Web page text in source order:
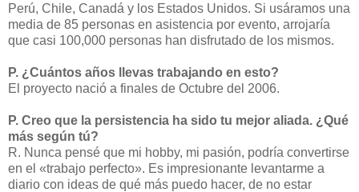
Perú, Chile, Canadá y los Estados Unidos. Si usáramos una
media de 85 personas en asistencia por evento, arrojaría
que casi 100,000 personas han disfrutado de los mismos.
P. ¿Cuántos años llevas trabajando en esto?
El proyecto nació a finales de Octubre del 2006.
P. Creo que la persistencia ha sido tu mejor aliada. ¿Qué
más según tú?
R. Nunca pensé que mi hobby, mi pasión, podría convertirse
en el «trabajo perfecto». Es impresionante levantarme a
diario con ideas de qué más puedo hacer, de no estar